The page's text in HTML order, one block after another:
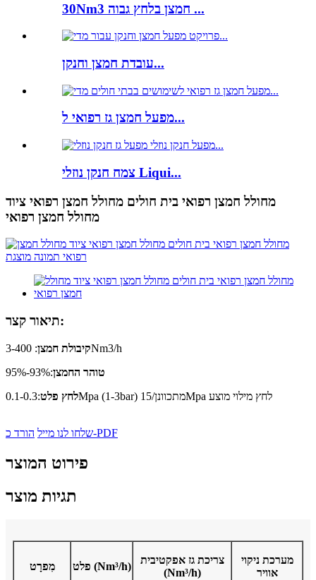
30Nm3 חמצן בלחץ גבוה ...
עובדת חמצן וחנקן...
מפעל חמצן גז רפואי ל...
צמח חנקן נוזלי Liqui...
מחולל חמצן רפואי בית חולים מחולל חמצן רפואי ציוד
מחולל חמצן רפואי
תיאור קצר:
קיבולת חמצן: 3-400Nm3/h
טוהר החמצן:93%-95%
לחץ פלט
:0.1-0.3Mpa (1-3bar) מתכוונן/15Mpa לחץ מילוי מוצע
שלחו לנו מיילהורד כ-PDF
פירוט המוצר
תגיות מוצר
מִפרָט פלט (Nm³/h)
צריכת גז אפקטיבית
(Nm³/h)
מערכת ניקוי
אוויר